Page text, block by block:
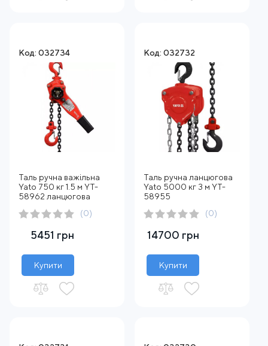
Код: 032734
Таль ручна важільна
Yato 750 кг 1.5 м YT-
58962 ланцюгова
(0)
5451 грн
Купити
Код: 032732
Таль ручна ланцюгова
Yato 5000 кг 3 м YT-
58955
(0)
14700 грн
Купити